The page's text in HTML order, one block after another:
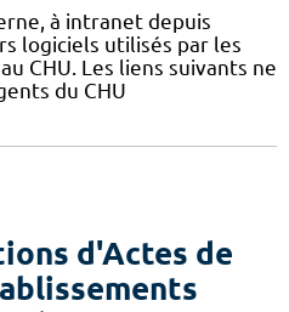
à intranet depuis
logiciels utilisés par les
CHU. Les liens suivants ne
du CHU
d'Actes de